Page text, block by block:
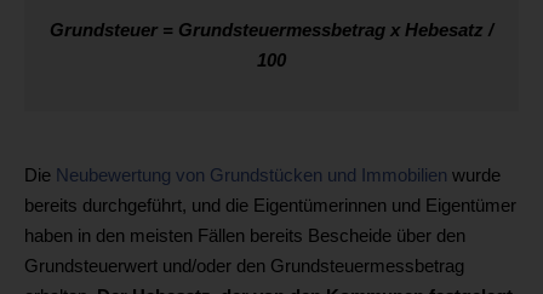
Grundsteuer = Grundsteuermessbetrag x Hebesatz /
100
Die Neubewertung von Grundstücken und Immobilien wurde
bereits durchgeführt, und die Eigentümerinnen und Eigentümer
haben in den meisten Fällen bereits Bescheide über den
Grundsteuerwert und/oder den Grundsteuermessbetrag